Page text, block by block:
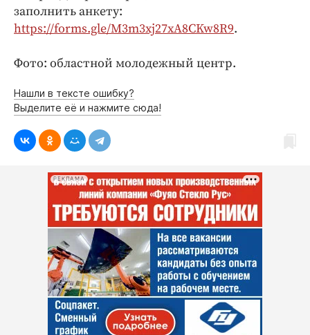
заполнить анкету:
https://forms.gle/M3m3xj27xA8CKw8R9.
Фото: областной молодежный центр.
Нашли в тексте ошибку?
Выделите её и нажмите сюда!
РЕКЛАМА